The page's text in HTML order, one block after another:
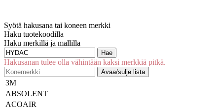
Syötä hakusana tai koneen merkki
Haku tuotekoodilla
Haku merkillä ja mallilla
Hae
Hakusanan tulee olla vähintään kaksi merkkiä pitkä.
Avaa/sulje lista
3M
ABSOLENT
ACOAIR